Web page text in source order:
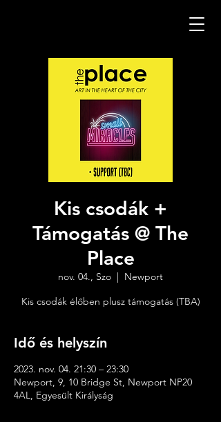
Kis csodák +
Támogatás @ The
Place
nov. 04., Szo
  |
Newport
Kis csodák élőben plusz támogatás (TBA)
Idő és helyszín
2023. nov. 04. 21:30 – 23:30
Newport, 9, 10 Bridge St, Newport NP20
4AL, Egyesült Királyság